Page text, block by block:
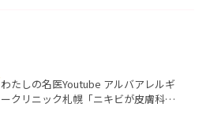
わたしの名医Youtube アルバアレルギ
ークリニック札幌「ニキビが皮膚科で